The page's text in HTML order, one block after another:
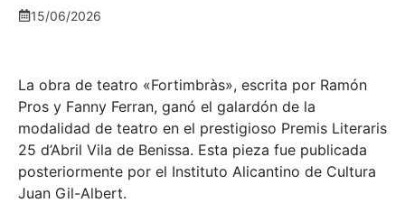
15/06/2026
La obra de teatro «Fortimbràs», escrita por Ramón
Pros y Fanny Ferran, ganó el galardón de la
modalidad de teatro en el prestigioso Premis Literaris
25 d’Abril Vila de Benissa. Esta pieza fue publicada
posteriormente por el Instituto Alicantino de Cultura
Juan Gil-Albert.